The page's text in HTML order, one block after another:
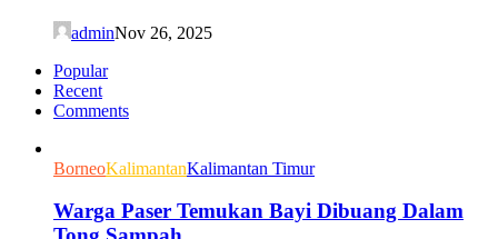
adminNov 26, 2025
Popular
Recent
Comments
BorneoKalimantanKalimantan Timur
Warga Paser Temukan Bayi Dibuang Dalam